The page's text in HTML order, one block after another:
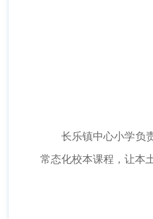
长乐镇中心小学负责
常态化校本课程，让本